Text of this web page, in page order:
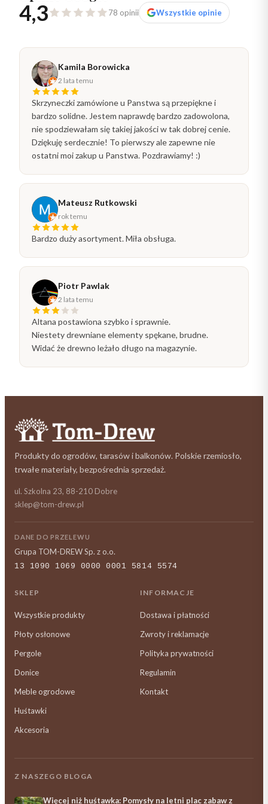
4,3 78 opinii Wszystkie opinie
Kamila Borowicka
2 lata temu
Skrzyneczki zamówione u Panstwa są przepiękne i
bardzo solidne. Jestem naprawdę bardzo zadowolona,
nie spodziewałam się takiej jakości w tak dobrej cenie.
Dziękuję serdecznie! To pierwszy ale zapewne nie
ostatni moi zakup u Panstwa. Pozdrawiamy! :)
Mateusz Rutkowski
rok temu
Bardzo duży asortyment. Miła obsługa.
Piotr Pawlak
2 lata temu
Altana postawiona szybko i sprawnie.
Niestety drewniane elementy spękane, brudne.
Widać że drewno leżało długo na magazynie.
Produkty do ogrodów, tarasów i balkonów. Polskie rzemiosło,
trwałe materiały, bezpośrednia sprzedaż.
ul. Szkolna 23, 88-210 Dobre
sklep@tom-drew.pl
DANE DO PRZELEWU
Grupa TOM-DREW Sp. z o.o.
13 1090 1069 0000 0001 5814 5574
SKLEP
Wszystkie produkty
Płoty osłonowe
Pergole
Donice
Meble ogrodowe
Huśtawki
Akcesoria
INFORMACJE
Dostawa i płatności
Zwroty i reklamacje
Polityka prywatności
Regulamin
Kontakt
Z NASZEGO BLOGA
Więcej niż huśtawka: Pomysły na letni plac zabaw z